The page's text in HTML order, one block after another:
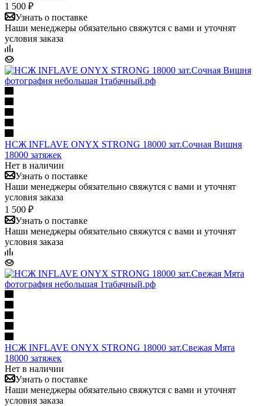
1 500 ₽
Узнать о поставке
Наши менеджеры обязательно свяжутся с вами и уточнят
условия заказа
НСЖ INFLAVE ONYX STRONG 18000 зат.Сочная Вишня
18000 затяжек
Нет в наличии
Узнать о поставке
Наши менеджеры обязательно свяжутся с вами и уточнят
условия заказа
1 500 ₽
Узнать о поставке
Наши менеджеры обязательно свяжутся с вами и уточнят
условия заказа
НСЖ INFLAVE ONYX STRONG 18000 зат.Свежая Мята
18000 затяжек
Нет в наличии
Узнать о поставке
Наши менеджеры обязательно свяжутся с вами и уточнят
условия заказа